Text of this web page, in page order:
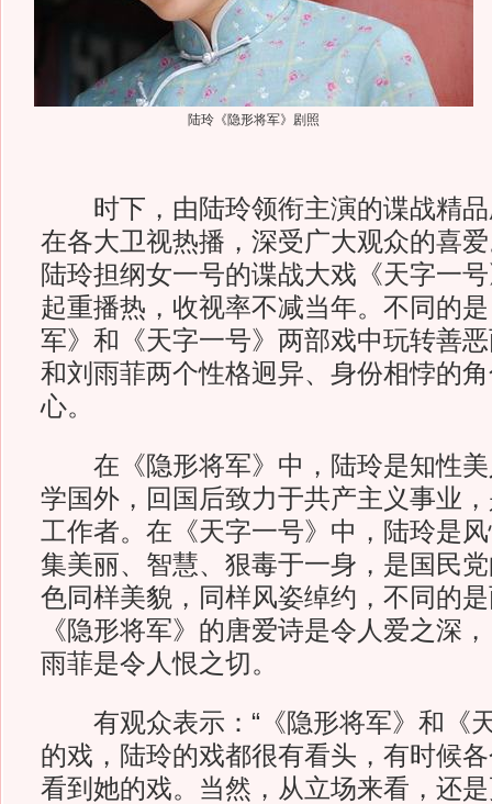
陆玲《隐形将军》剧照
时下，由陆玲领衔主演的谍战精品
在各大卫视热播，深受广大观众的喜
陆玲担纲女一号的谍战大戏《天字一
起重播热，收视率不减当年。不同的
军》和《天字一号》两部戏中玩转善
和刘雨菲两个性格迥异、身份相悖的
心。
在《隐形将军》中，陆玲是知性美
学国外，回国后致力于共产主义事业
工作者。在《天字一号》中，陆玲是
集美丽、智慧、狠毒于一身，是国民
色同样美貌，同样风姿绰约，不同的
《隐形将军》的唐爱诗是令人爱之深
雨菲是令人恨之切。
有观众表示：“《隐形将军》和《
的戏，陆玲的戏都很有看头，有时候
看到她的戏。当然，从立场来看，还